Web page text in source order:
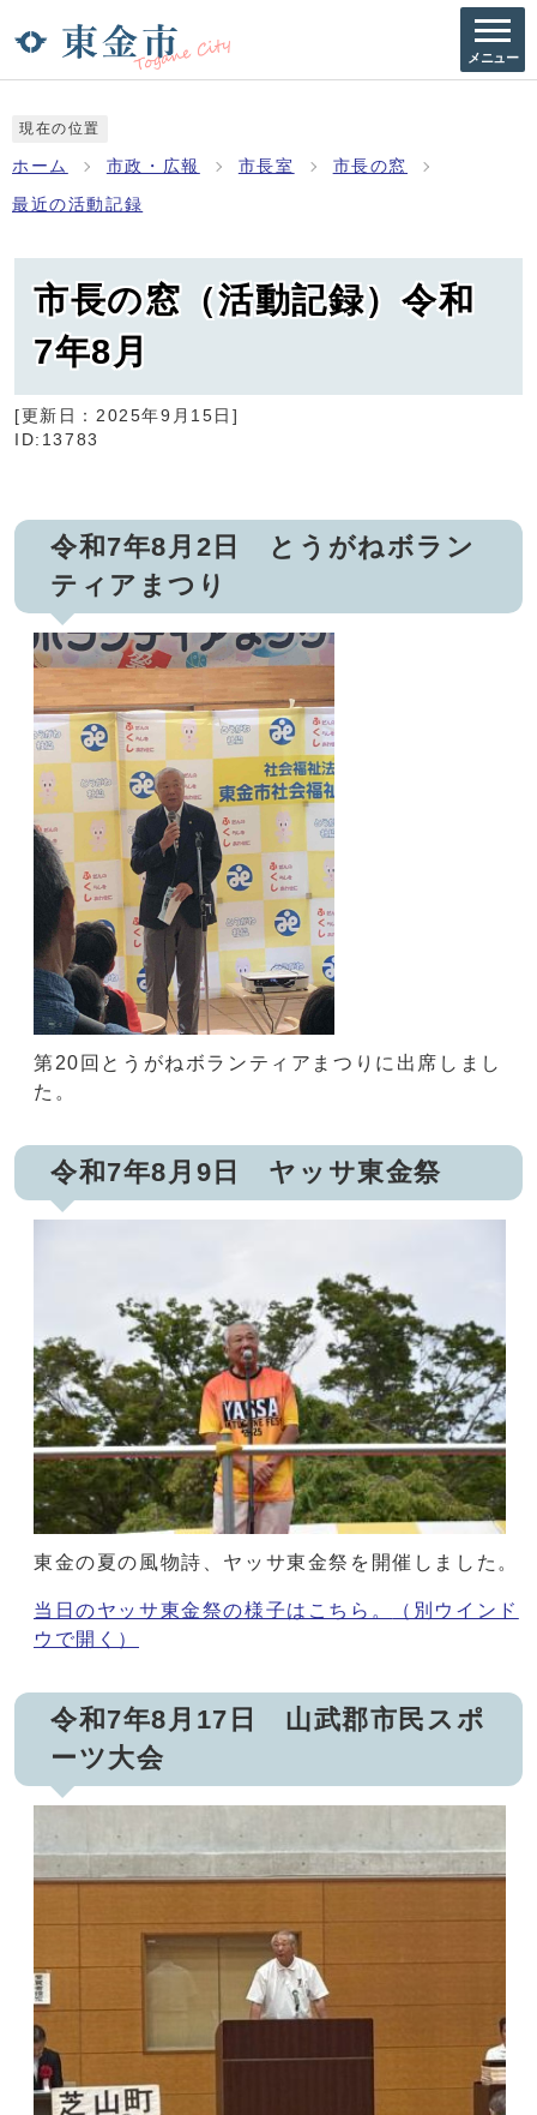
メニュー
現在の位置
ホーム 市政・広報 市長室 市長の窓
最近の活動記録
市長の窓（活動記録）令和
7年8月
[更新日： 2025年9月15日 ]
ID:13783
令和7年8月2日 とうがねボラン
ティアまつり
第20回とうがねボランティアまつりに出席しまし
た。
令和7年8月9日 ヤッサ東金祭
東金の夏の風物詩、ヤッサ東金祭を開催しました。
当日のヤッサ東金祭の様子はこちら。
（別ウインド
ウで開く）
令和7年8月17日 山武郡市民スポ
ーツ大会